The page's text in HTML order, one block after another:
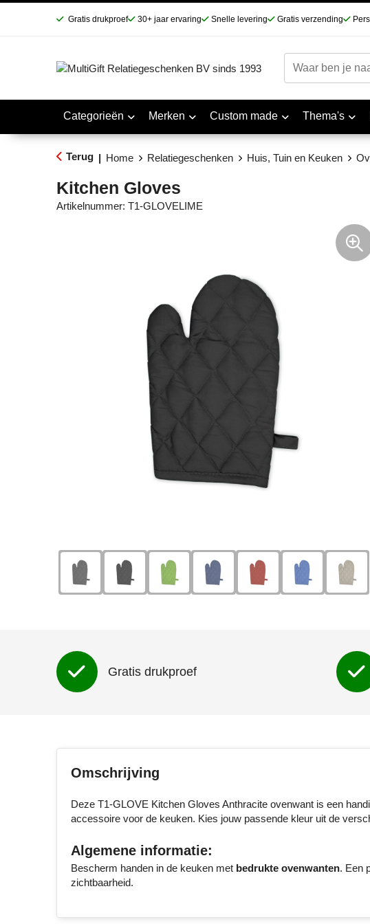
Gratis drukproef 30+ jaar ervaring Snelle levering Gratis verzending
Categorieën Merken Custom made Thema's
Terug | Home Relatiegeschenken Huis, Tuin en Keuken
Kitchen Gloves
Artikelnummer: T1-GLOVELIME
Gratis drukproef
Omschrijving
Deze T1-GLOVE Kitchen Gloves Anthracite ovenwant is een
accessoire voor de keuken. Kies jouw passende kleur uit de
Algemene informatie:
Bescherm handen in de keuken met bedrukte ovenwanten. Een
zichtbaarheid.